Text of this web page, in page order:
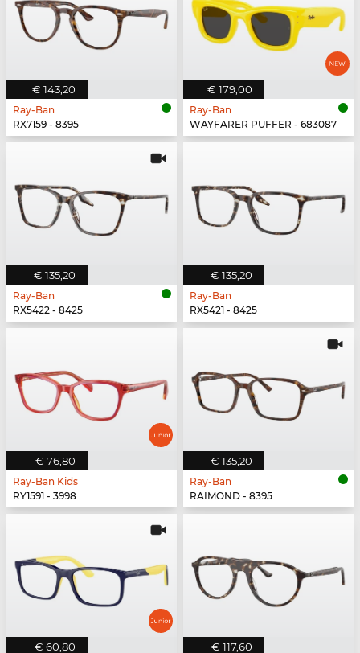
€ 143,20
Ray-Ban
RX7159 - 8395
€ 179,00
Ray-Ban
WAYFARER PUFFER - 683087
€ 135,20
Ray-Ban
RX5422 - 8425
€ 135,20
Ray-Ban
RX5421 - 8425
€ 76,80
Ray-Ban Kids
RY1591 - 3998
€ 135,20
Ray-Ban
RAIMOND - 8395
€ 60,80 € 117,60